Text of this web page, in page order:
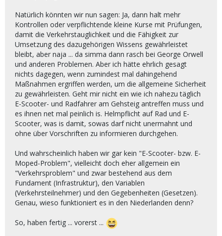
Natürlich könnten wir nun sagen: Ja, dann halt mehr
Kontrollen oder verpflichtende kleine Kurse mit Prüfungen,
damit die Verkehrstauglichkeit und die Fähigkeit zur
Umsetzung des dazugehörigen Wissens gewährleistet
bleibt, aber naja ... da simma dann rasch bei George Orwell
und anderen Problemen. Aber ich hätte ehrlich gesagt
nichts dagegen, wenn zumindest mal dahingehend
Maßnahmen ergriffen werden, um die allgemeine Sicherheit
zu gewährleisten. Geht mir nicht ein wie ich nahezu täglich
E-Scooter- und Radfahrer am Gehsteig antreffen muss und
es ihnen net mal peinlich is. Helmpflicht auf Rad und E-
Scooter, was is damit, sowas darf nicht unermahnt und
ohne über Vorschriften zu informieren durchgehen.
Und wahrscheinlich haben wir gar kein "E-Scooter- bzw. E-
Moped-Problem", vielleicht doch eher allgemein ein
"Verkehrsproblem" und zwar bestehend aus dem
Fundament (Infrastruktur), den Variablen
(Verkehrsteilnehmer) und den Gegebenheiten (Gesetzen).
Genau, wieso funktioniert es in den Niederlanden denn?
So, haben fertig ... vorerst ...